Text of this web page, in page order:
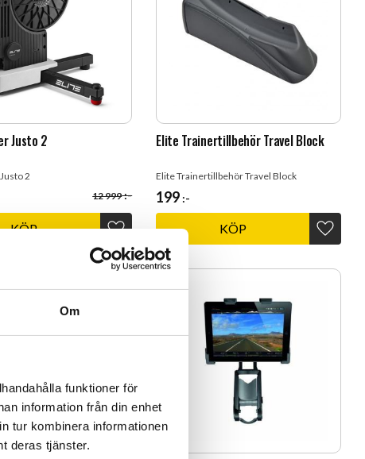
Om
funktioner för
information från din enhet
tur kombinera informationen
deras tjänster.
Justo 2
2
12 999:-
Lägg till i favoriter
KÖP
Elite Trainertillbehör Travel Block
Elite Trainertillbehör Travel Block
199 :-
Lägg
KÖP